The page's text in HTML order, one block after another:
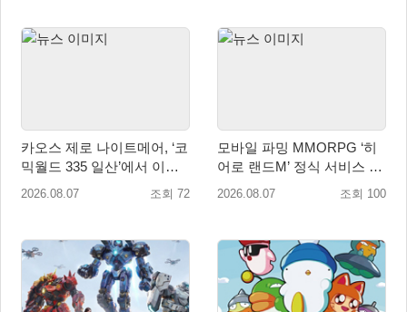
카오스 제로 나이트메어, ‘코
믹월드 335 일산’에서 이용
자 소통 예고
2026.08.07 조회 72
모바일 파밍 MMORPG ‘히
어로 랜드M’ 정식 서비스 돌
입
2026.08.07 조회 100